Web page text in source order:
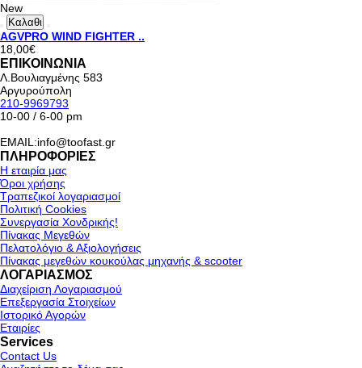
New
Καλαθι
AGVPRO WIND FIGHTER ..
18,00€
ΕΠΙΚΟΙΝΩΝΙΑ
Λ.Βουλιαγμένης 583
Αργυρούπολη
210-9969793
10-00 / 6-00 pm
EMAIL:info@toofast.gr
ΠΛΗΡΟΦΟΡΙΕΣ
Η εταιρία μας
Όροι χρήσης
Τραπεζικοί λογαριασμοί
Πολιτική Cookies
Συνεργασία Χονδρικής!
Πίνακας Μεγεθών
Πελατολόγιο & Αξιολογήσεις
Πίνακας μεγεθών κουκούλας μηχανής & scooter
ΛΟΓΑΡΙΑΣΜΟΣ
Διαχείριση Λογαριασμού
Επεξεργασία Στοιχείων
Ιστορικό Αγορών
Εταιρίες
Services
Contact Us